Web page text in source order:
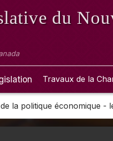
du
Travaux de la
la politique économique -